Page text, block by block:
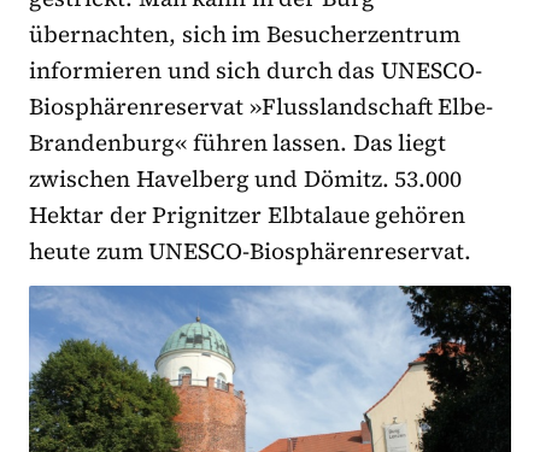
übernachten, sich im Besucherzentrum
informieren und sich durch das UNESCO-
Biosphärenreservat »Flusslandschaft Elbe-
Brandenburg« führen lassen. Das liegt
zwischen Havelberg und Dömitz. 53.000
Hektar der Prignitzer Elbtalaue gehören
heute zum UNESCO-Biosphärenreservat.